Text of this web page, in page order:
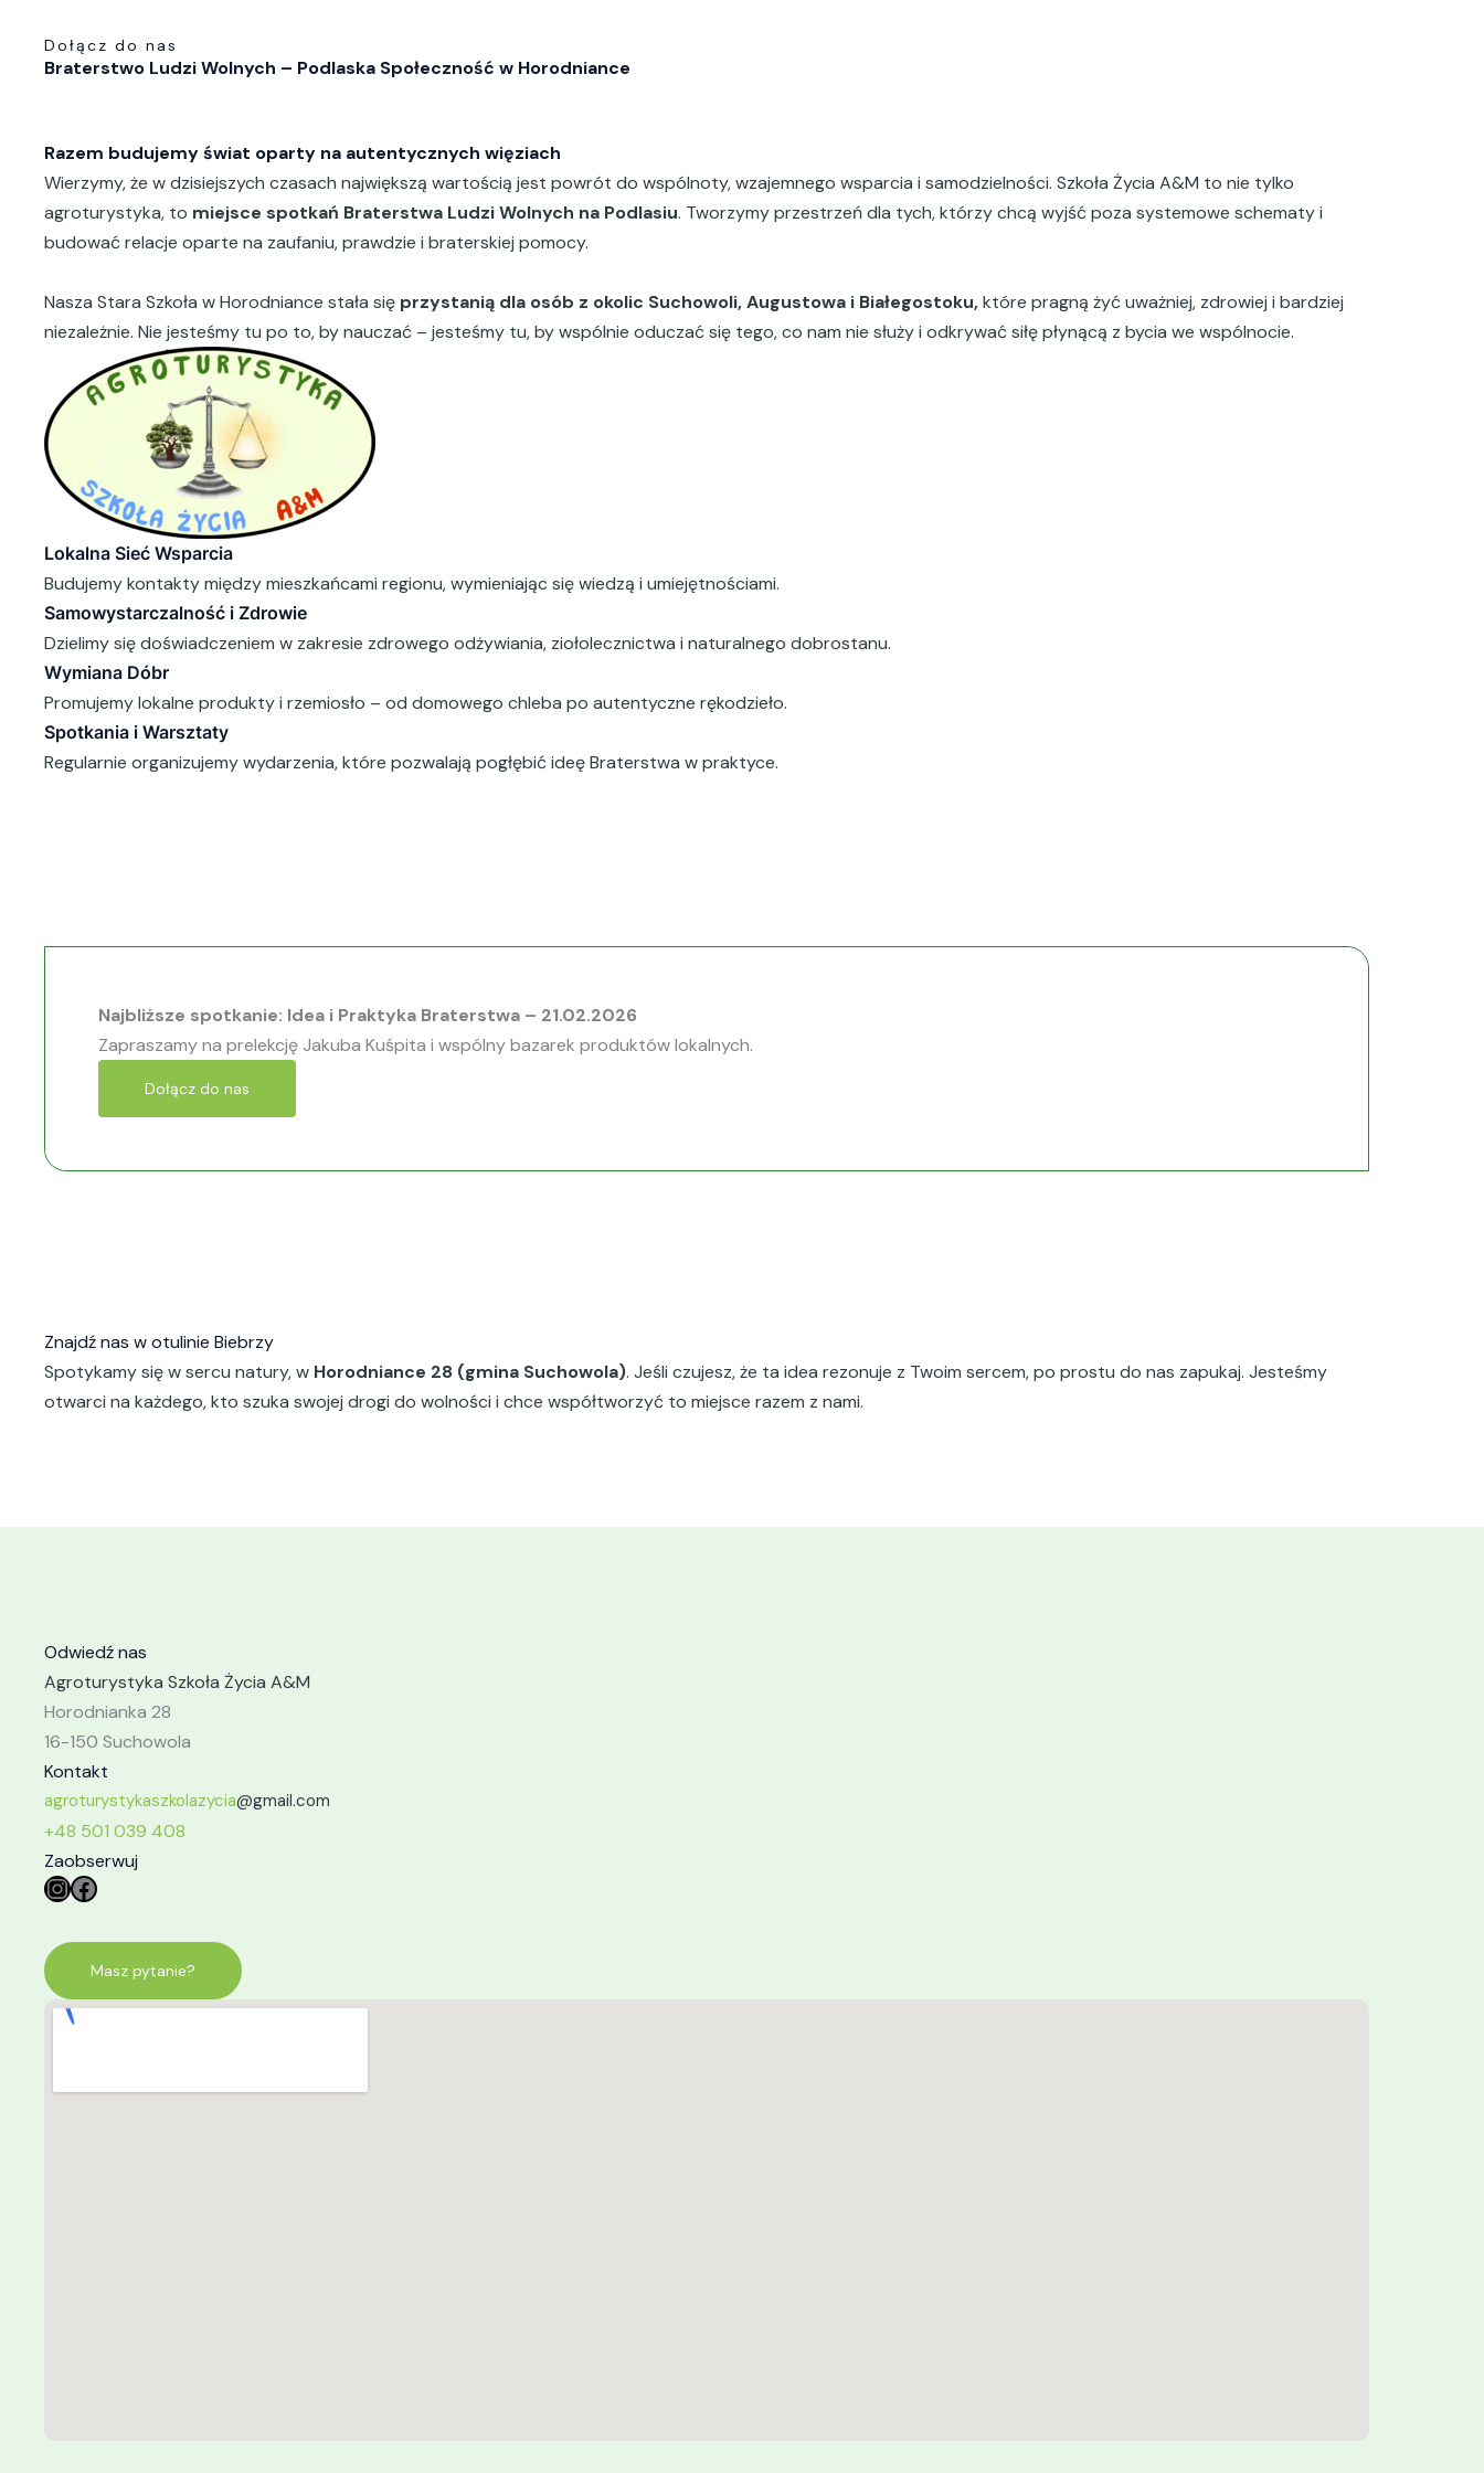
Dołącz do nas
Braterstwo Ludzi Wolnych – Podlaska Społeczność w Horodniance
Razem budujemy świat oparty na autentycznych więziach
Wierzymy, że w dzisiejszych czasach największą wartością jest powrót do wspólnoty, wzajemnego wsparcia i samodzielności. Szkoła Życia A&M to nie tylko
agroturystyka, to miejsce spotkań Braterstwa Ludzi Wolnych na Podlasiu. Tworzymy przestrzeń dla tych, którzy chcą wyjść poza systemowe schematy i
budować relacje oparte na zaufaniu, prawdzie i braterskiej pomocy.
Nasza Stara Szkoła w Horodniance stała się przystanią dla osób z okolic Suchowoli, Augustowa i Białegostoku,które pragną żyć uważniej, zdrowiej i bardziej
niezależnie. Nie jesteśmy tu po to, by nauczać – jesteśmy tu, by wspólnie oduczać się tego, co nam nie służy i odkrywać siłę płynącą z bycia we wspólnocie.
Lokalna Sieć Wsparcia
Budujemy kontakty między mieszkańcami regionu, wymieniając się wiedzą i umiejętnościami.
Samowystarczalność i Zdrowie
Dzielimy się doświadczeniem w zakresie zdrowego odżywiania, ziołolecznictwa i naturalnego dobrostanu.
Wymiana Dóbr
Promujemy lokalne produkty i rzemiosło – od domowego chleba po autentyczne rękodzieło.
Spotkania i Warsztaty
Regularnie organizujemy wydarzenia, które pozwalają pogłębić ideę Braterstwa w praktyce.
Najbliższe spotkanie: Idea i Praktyka Braterstwa – 21.02.2026
Zapraszamy na prelekcję Jakuba Kuśpita i wspólny bazarek produktów lokalnych.
Dołącz do nas
Znajdź nas w otulinie Biebrzy
Spotykamy się w sercu natury, w Horodniance 28 (gmina Suchowola). Jeśli czujesz, że ta idea rezonuje z Twoim sercem, po prostu do nas zapukaj. Jesteśmy
otwarci na każdego, kto szuka swojej drogi do wolności i chce współtworzyć to miejsce razem z nami.
Odwiedź nas
Agroturystyka Szkoła Życia A&M
Horodnianka 28
16-150 Suchowola
Kontakt
agroturystykaszkolazycia@gmail.com
+48 501 039 408
Zaobserwuj
Instagram
Facebook
Masz pytanie?